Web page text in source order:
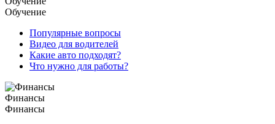
Обучение
Популярные вопросы
Видео для водителей
Какие авто подходят?
Что нужно для работы?
Финансы
Финансы